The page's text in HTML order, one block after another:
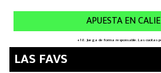
LAS FAVS